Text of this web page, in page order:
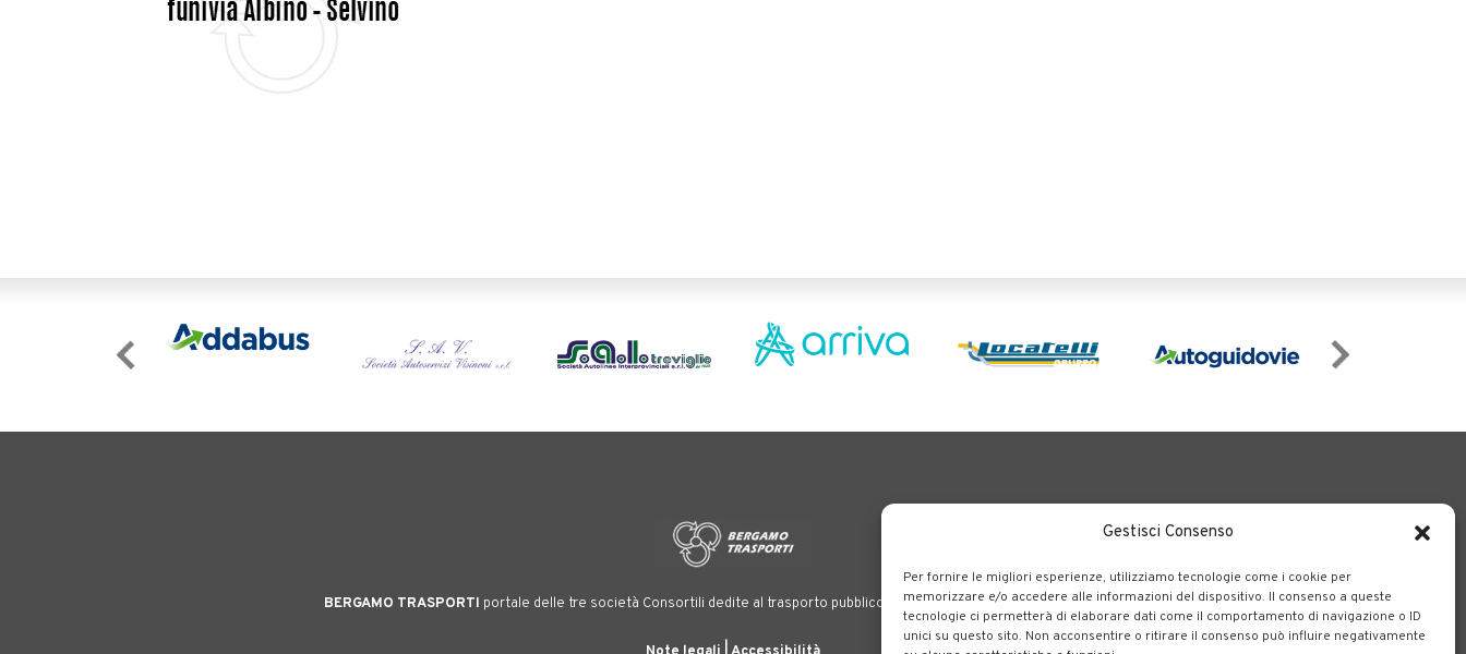
Gestisci Consenso
Per fornire le migliori esperienze, utilizziamo tecnologie come i cookie per
memorizzare e/o accedere alle informazioni del dispositivo. Il consenso a queste
tecnologie ci permetterà di elaborare dati come il comportamento di navigazione o ID
unici su questo sito. Non acconsentire o ritirare il consenso può influire negativamente
BERGAMO TRASPORTI portale delle tre società Consortili dedite al trasporto pubblico locale su tutto il territorio bergamasco.